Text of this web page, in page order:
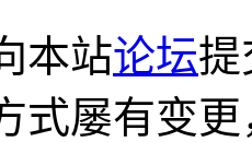
本站论坛提
式屡有变